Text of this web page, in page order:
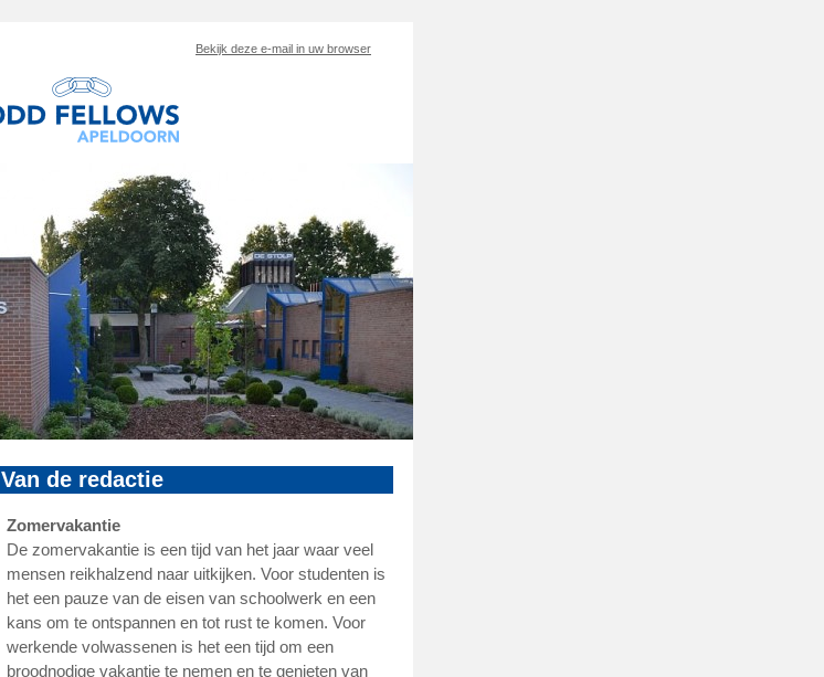
Bekijk deze e-mail in uw browser
Van de redactie
Zomervakantie
De zomervakantie is een tijd van het jaar waar veel
mensen reikhalzend naar uitkijken. Voor studenten is
het een pauze van de eisen van schoolwerk en een
kans om te ontspannen en tot rust te komen. Voor
werkende volwassenen is het een tijd om een ​​
broodnodige vakantie te nemen en te genieten van